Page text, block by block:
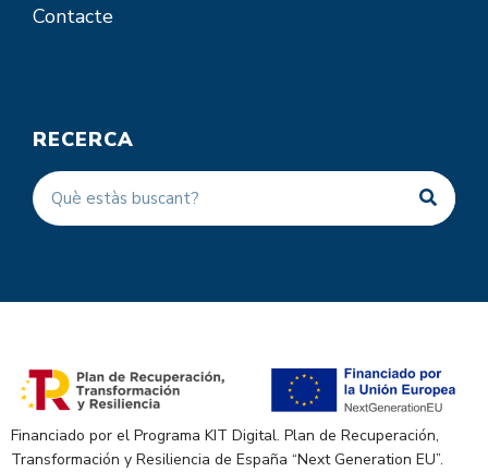
Contacte
RECERCA
Financiado por el Programa KIT Digital. Plan de Recuperación,
Transformación y Resiliencia de España “Next Generation EU”.